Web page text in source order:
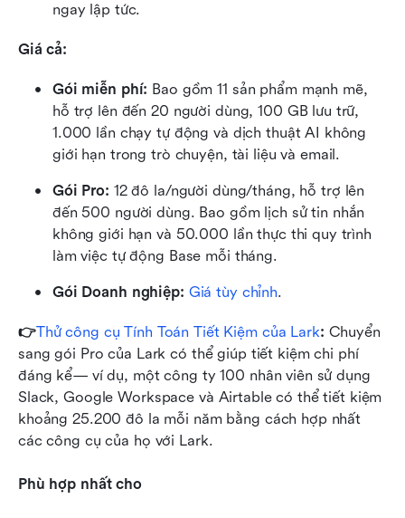
ngay lập tức.
Giá cả:
Gói miễn phí: Bao gồm 11 sản phẩm mạnh mẽ,
hỗ trợ lên đến 20 người dùng, 100 GB lưu trữ,
1.000 lần chạy tự động và dịch thuật AI không
giới hạn trong trò chuyện, tài liệu và email.
Gói Pro: 12 đô la/người dùng/tháng, hỗ trợ lên
đến 500 người dùng. Bao gồm lịch sử tin nhắn
không giới hạn và 50.000 lần thực thi quy trình
làm việc tự động Base mỗi tháng.
Gói Doanh nghiệp: Giá tùy chỉnh.
👉Thử công cụ Tính Toán Tiết Kiệm của Lark: Chuyển
sang gói Pro của Lark có thể giúp tiết kiệm chi phí
đáng kể— ví dụ, một công ty 100 nhân viên sử dụng
Slack, Google Workspace và Airtable có thể tiết kiệm
khoảng 25.200 đô la mỗi năm bằng cách hợp nhất
các công cụ của họ với Lark.
Phù hợp nhất cho